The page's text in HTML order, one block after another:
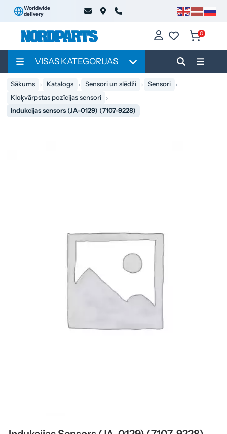
Worldwide
delivery
0
VISAS KATEGORIJAS
Sākums Katalogs Sensori un slēdži
Sensori
Kloķvārpstas pozīcijas sensori
Indukcijas sensors (JA-0129) (7107-9228)